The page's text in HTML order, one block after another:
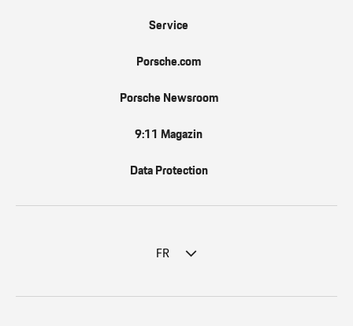
Service
Porsche.com
Porsche Newsroom
9:11 Magazin
Data Protection
FR